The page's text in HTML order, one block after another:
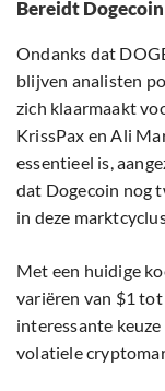
Bereidt
Ondanks dat
blijven analisten
zich klaarmaakt
KrissPax en Ali
essentieel is,
dat Dogecoin nog
in deze
Met een huidige
variëren van $1
interessante
volatiele